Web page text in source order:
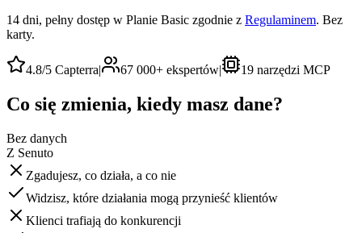
14 dni, pełny dostęp w Planie Basic zgodnie z Regulaminem. Bez
karty.
4.8/5 Capterra| 67 000+ ekspertów| 19 narzędzi MCP
Co się zmienia, kiedy masz dane?
Bez danych
Z Senuto
Zgadujesz, co działa, a co nie
Widzisz, które działania mogą przynieść klientów
Klienci trafiają do konkurencji